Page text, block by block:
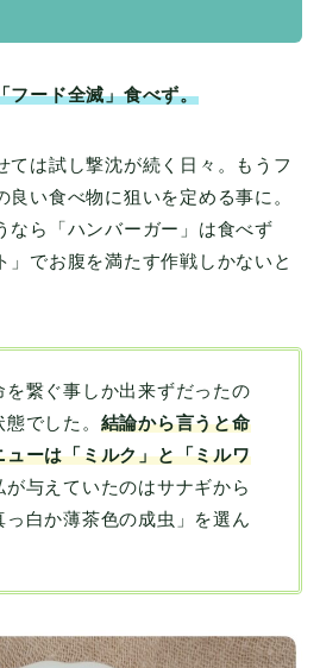
フード全滅」食べず。
ては試し撃沈が続く日々。もうフ
い食べ物に狙いを定める事に。
なら「ハンバーガー」は食べず
」でお腹を満たす作戦しかないと
繋ぐ事しか出来ずだったの
でした。 結論から言うと命
ーは「ミルク」と「ミルワ
が与えていたのはサナギから
白か薄茶色の成虫」を選ん